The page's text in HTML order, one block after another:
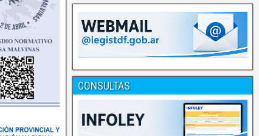
CONSULTAS